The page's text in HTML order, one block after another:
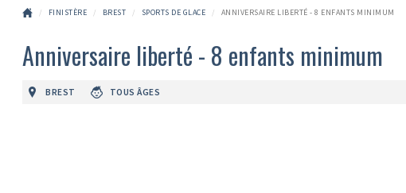
FINISTÈRE BREST SPORTS DE GLACE ANNIVERSAIRE LIBERTÉ - 8 ENFANTS MINIMUM
Anniversaire liberté - 8 enfants minimum
BREST TOUS ÂGES